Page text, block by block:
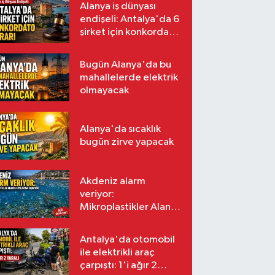
Alanya iş dünyası
endişeli: Antalya'da 6
şirket için konkordato
Bugün Alanya'da bu
mahallelerde elektrik
olmayacak
Alanya'da sıcaklık
bugün zirve yapacak
Akdeniz alarm
veriyor:
Mikroplastikler Alanya
Antalya'da otomobil
ile elektrikli araç
çarpıştı: 1'i ağır 2